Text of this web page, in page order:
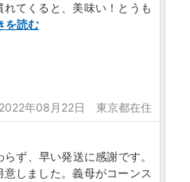
てくると、美味い！とうも
を読む
2022年08月22日 東京都在住
ず、早い発送に感謝です。
しました。義母がコーンス